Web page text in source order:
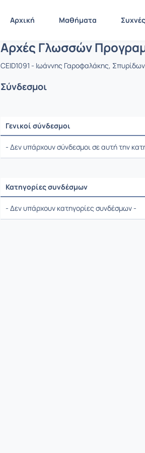
Αρχική Μαθήματα
Αρχική Σελίδα Αρχές Γλωσσών
Μάθημα : Αρχές
Κωδικός : CEID1091
Αρχές Γλωσσών
CEID1091 - Ιωάννης Γαροφαλάκης,
Σύνδεσμοι
Γενικοί σύνδεσμοι
Ρυθμίσεις επιλογής / Αποτελέσματα
- Δεν υπάρχουν σύνδεσμοι σε αυτή την
Κατηγορίες συνδέσμων
Ρυθμίσεις επιλογής / Αποτελέσματα
- Δεν υπάρχουν κατηγορίες συνδέσμων -